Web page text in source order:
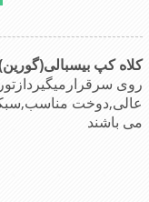
کلاه کپ
روی
عالی,دوخت
می باشند